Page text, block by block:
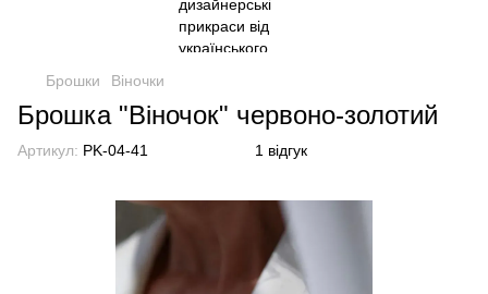
Брошки Віночки
Брошка "Віночок" червоно-золотий
Артикул: PK-04-41 1 відгук